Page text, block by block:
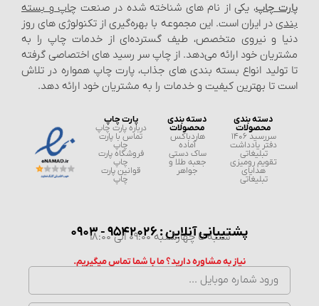
چاپ، یکی از نام‌ های شناخته شده در صنعت چاپ و بسته‌
در ایران است. این مجموعه با بهره‌گیری از تکنولوژی‌ های روز
و نیروی متخصص، طیف گسترده‌ای از خدمات چاپ را به
خود ارائه می‌دهد. از چاپ سر رسید های اختصاصی گرفته
انواع بسته‌ بندی‌ های جذاب، پارت چاپ همواره در تلاش
بهترین کیفیت و خدمات را به مشتریان خود ارائه دهد.
دسته بندی
دفتر یادداشت
تقویم رومیزی
دسته بندی
محصولات
هاردباکس
آماده
ساک دستی
جعبه طلا و
پارت چاپ
درباره پارت چاپ
تماس با پارت
فروشگاه پارت
قوانین پارت
پشتیبانی آنلاین : 9542026 - 0903
شنبه تا چهارشنبه 09:00 الی 18:00
نیاز به مشاوره دارید؟ ما با شما تماس میگیریم.